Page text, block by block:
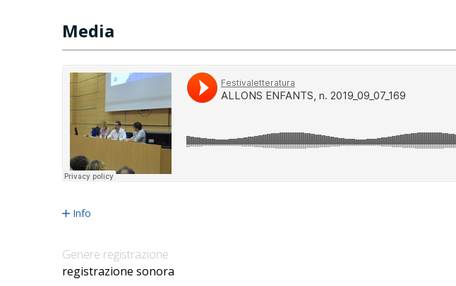
Media
Info
Genere registrazione
registrazione sonora